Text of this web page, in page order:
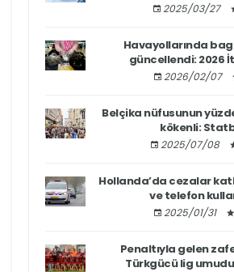
2025/03/27
Havayollarında
güncellendi: 2026
2026/02/07
Belçika nüfusunun
kökenli:
2025/07/08
Hollanda’da cezalar
ve telefon
2025/01/31
Penaltıyla gelen
Türkgücü lig